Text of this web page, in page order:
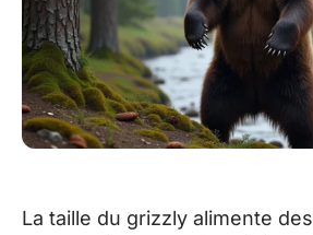
La taille du grizzly alimente des